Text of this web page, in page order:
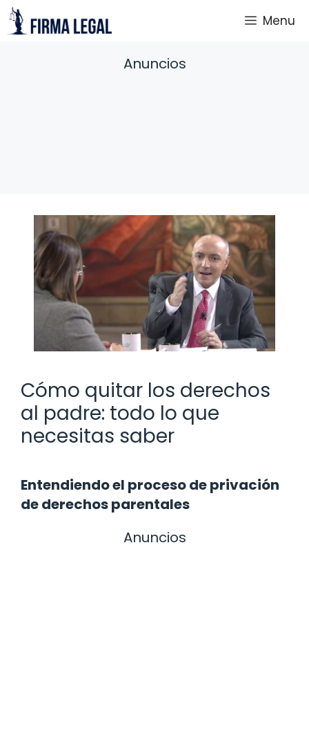
Saltar
al
Menu
Anuncios
Cómo quitar los derechos
al padre: todo lo que
necesitas saber
Entendiendo el proceso de privación
de derechos parentales
Anuncios